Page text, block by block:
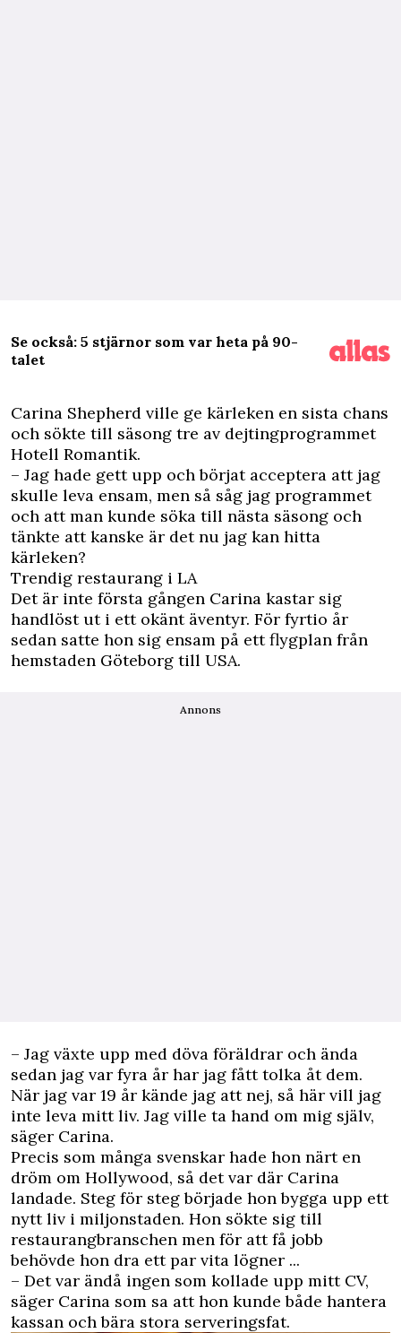
Se också: 5 stjärnor som var heta på 90-
talet
Carina Shepherd ville ge kärleken en sista chans
och sökte till säsong tre av dejtingprogrammet
Hotell Romantik.
– Jag hade gett upp och börjat acceptera att jag
skulle leva ensam, men så såg jag programmet
och att man kunde söka till nästa säsong och
tänkte att kanske är det nu jag kan hitta
kärleken?
Trendig restaurang i LA
Det är inte första gången Carina kastar sig
handlöst ut i ett okänt äventyr. För fyrtio år
sedan satte hon sig ensam på ett flygplan från
hemstaden Göteborg till USA.
Annons
– Jag växte upp med döva föräldrar och ända
sedan jag var fyra år har jag fått tolka åt dem.
När jag var 19 år kände jag att nej, så här vill jag
inte leva mitt liv. Jag ville ta hand om mig själv,
säger Carina.
Precis som många svenskar hade hon närt en
dröm om Hollywood, så det var där Carina
landade. Steg för steg började hon bygga upp ett
nytt liv i miljonstaden. Hon sökte sig till
restaurangbranschen men för att få jobb
behövde hon dra ett par vita lögner ...
– Det var ändå ingen som kollade upp mitt CV,
säger Carina som sa att hon kunde både hantera
kassan och bära stora serveringsfat.